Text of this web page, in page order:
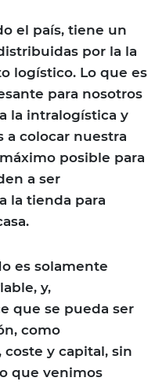
el país, tiene un
por la la
logístico. Lo que es
para nosotros
la intralogística y
a colocar nuestra
posible para
a ser
la tienda para
es solamente
y,
que se pueda ser
como
y capital, sin
que venimos